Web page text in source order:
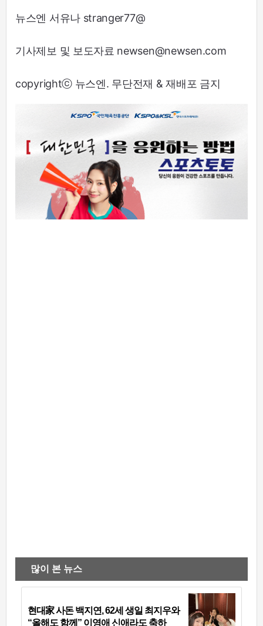
뉴스엔 서유나 stranger77@
기사제보 및 보도자료 newsen@newsen.com
copyrightⓒ 뉴스엔. 무단전재 & 재배포 금지
많이 본 뉴스
현대家 사돈 백지연, 62세 생일 최지우와
“올해도 함께” 이영애 신애라도 축하